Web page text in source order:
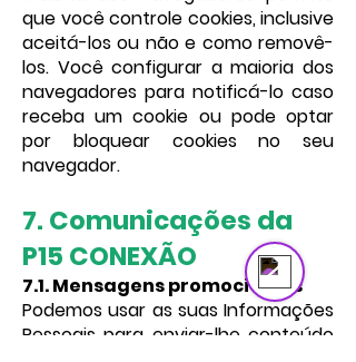
que você controle cookies, inclusive
aceitá-los ou não e como removê-
los. Você configurar a maioria dos
navegadores para notificá-lo caso
receba um cookie ou pode optar
por bloquear cookies no seu
navegador.
7. Comunicações da
P15 CONEXÃO
7.1. Mensagens promocionais
Podemos usar as suas Informações
Pessoais para enviar-lhe conteúdo
Send us a message